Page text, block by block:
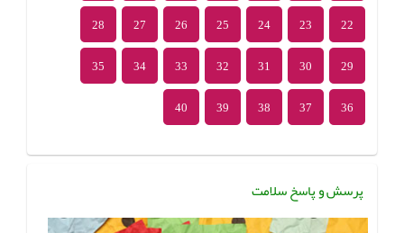
22
23
24
25
26
27
28
29
30
31
32
33
34
35
36
37
38
39
40
پرسش و پاسخ سلامت